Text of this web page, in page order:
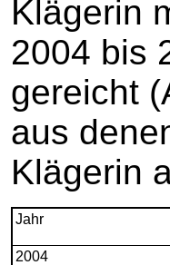
Klägerin
2004 bis
gereicht
aus
Klägerin
Jahr
2004